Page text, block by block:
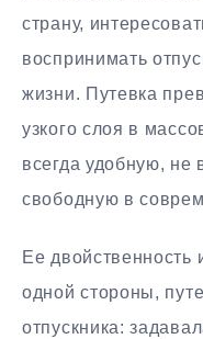
страну,
воспринимать
жизни. Путевка
узкого слоя в
всегда удобную, не
свободную в
Ее двойственность
одной стороны,
отпускника: